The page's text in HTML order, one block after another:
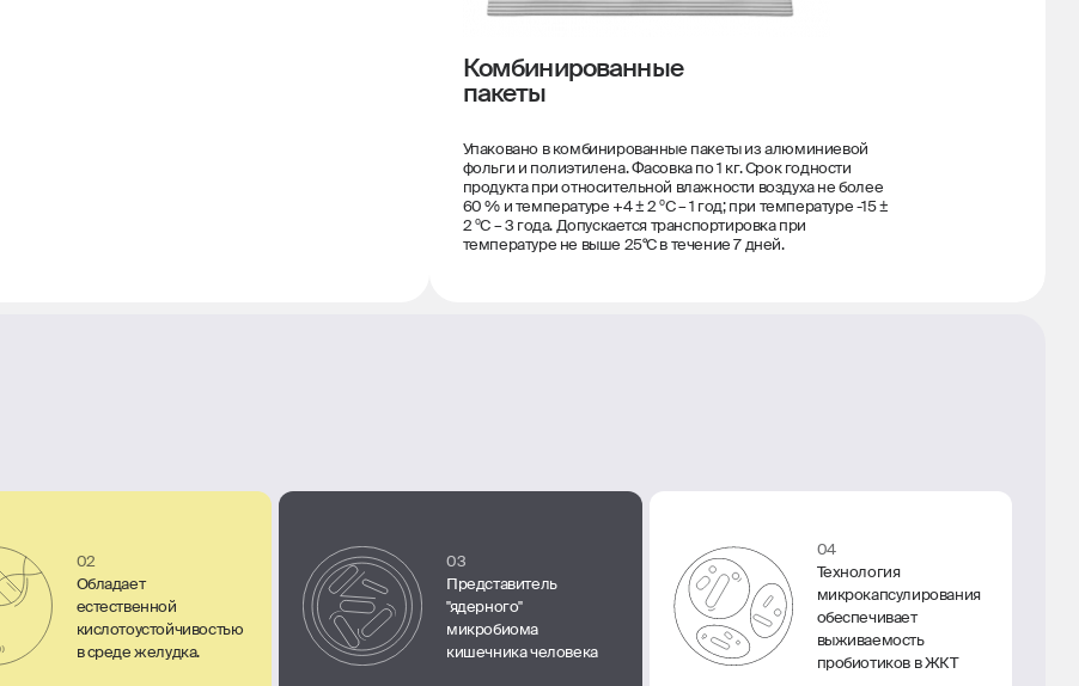
Комбинированные
пакеты
Упаковано в комбинированные пакеты из алюминиевой
фольги и полиэтилена. Фасовка по 1 кг. Срок годности
продукта при относительной влажности воздуха не более
60 % и температуре +4 ± 2 ºС – 1 год; при температуре -15 ±
2 ºС – 3 года. Допускается транспортировка при
температуре не выше 25°С в течение 7 дней.
02
Обладает
естественной
кислотоустойчивостью
в среде желудка.
03
Представитель
"ядерного"
микробиома
кишечника человека
04
Технология
микрокапсулирования
обеспечивает
выживаемость
пробиотиков в ЖКТ